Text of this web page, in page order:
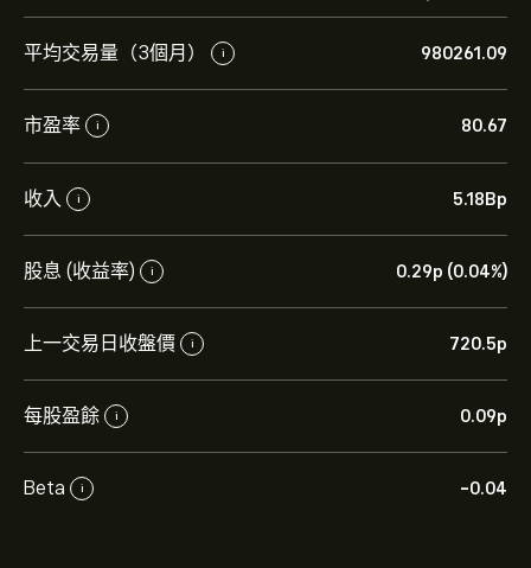
平均交易量（3個月） i 980261.09
市盈率 i 80.67
收入 i 5.18B‎p‎
股息 (收益率) i 0.29‎p‎ (0.04%)
上一交易日收盤價 i 720.5‎p‎
每股盈餘 i 0.09‎p‎
Beta i -0.04